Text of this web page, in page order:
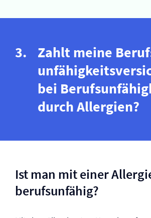
Zahlt meine
bei
durch Allergien?
Ist man mit einer
berufsunfähig?